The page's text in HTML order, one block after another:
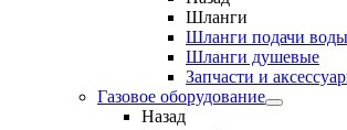
Шланги
Шланги подачи воды
Шланги душевые
Запчасти и
Газовое оборудование
Назад